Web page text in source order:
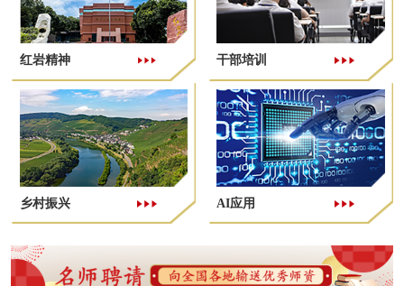
红岩精神 干部培训
乡村振兴 AI应用